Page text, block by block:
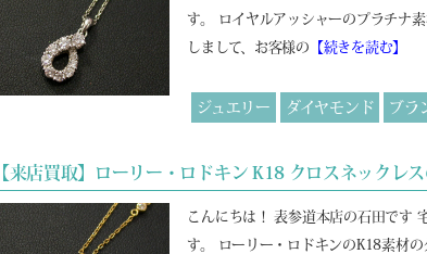
す。 ロイヤルアッシャーのプラチナ
しまして、お客様の 【続きを読む】
ジュエリー ダイヤモンド ブラ
【来店買取】ローリー・ロドキン K18 クロスネックレ
こんにちは！ 表参道本店の石田です
す。 ローリー・ロドキンのK18素材